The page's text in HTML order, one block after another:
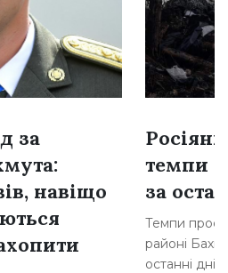
за
навіщо
темпи
за
Темпи
районі
останні